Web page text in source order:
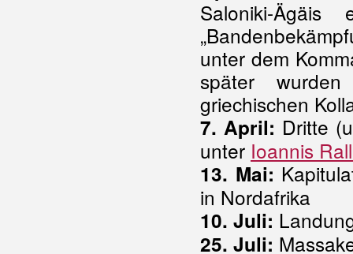
Saloniki-
unter dem
später
griechischen
7. April: Dritte
unter Ioannis
13. Mai:
in Nordafrika
10. Juli:
25. Juli: